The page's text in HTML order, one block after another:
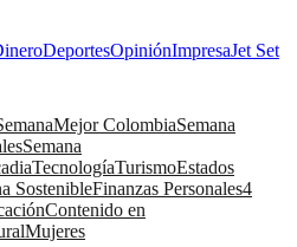
DeportesOpiniónImpresaJet Set
Mejor ColombiaSemana
Semana
TecnologíaTurismoEstados
SostenibleFinanzas Personales4
Contenido en
Mujeres